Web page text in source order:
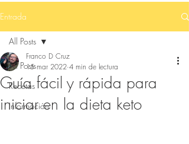
Entrada
All Posts
Recetas
Información
All Posts
Guía fácil y rápida para
iniciar en la dieta keto
Franco D Cruz
15 mar 2022 4 min de lectura